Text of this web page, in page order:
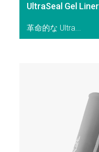
UltraSeal Gel Liner
革命的な Ultra...